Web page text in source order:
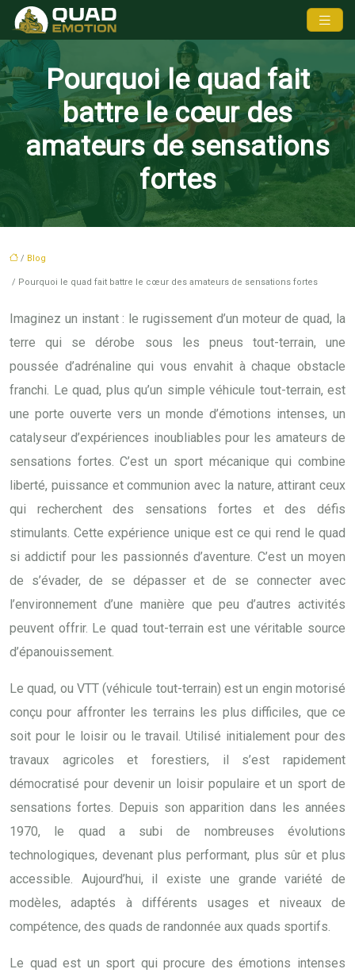
Pourquoi le quad fait
battre le cœur des
amateurs de sensations
fortes
/ Blog
/ Pourquoi le quad fait battre le cœur des amateurs de sensations fortes
Imaginez un instant : le rugissement d’un moteur de quad, la
terre qui se dérobe sous les pneus tout-terrain, une
poussée d’adrénaline qui vous envahit à chaque obstacle
franchi. Le quad, plus qu’un simple véhicule tout-terrain, est
une porte ouverte vers un monde d’émotions intenses, un
catalyseur d’expériences inoubliables pour les amateurs de
sensations fortes. C’est un sport mécanique qui combine
liberté, puissance et communion avec la nature, attirant ceux
qui recherchent des sensations fortes et des défis
stimulants. Cette expérience unique est ce qui rend le quad
si addictif pour les passionnés d’aventure. C’est un moyen
de s’évader, de se dépasser et de se connecter avec
l’environnement d’une manière que peu d’autres activités
peuvent offrir. Le quad tout-terrain est une véritable source
d’épanouissement.
Le quad, ou VTT (véhicule tout-terrain) est un engin motorisé
conçu pour affronter les terrains les plus difficiles, que ce
soit pour le loisir ou le travail. Utilisé initialement pour des
travaux agricoles et forestiers, il s’est rapidement
démocratisé pour devenir un loisir populaire et un sport de
sensations fortes. Depuis son apparition dans les années
1970, le quad a subi de nombreuses évolutions
technologiques, devenant plus performant, plus sûr et plus
accessible. Aujourd’hui, il existe une grande variété de
modèles, adaptés à différents usages et niveaux de
compétence, des quads de randonnée aux quads sportifs.
Le quad est un sport qui procure des émotions intenses